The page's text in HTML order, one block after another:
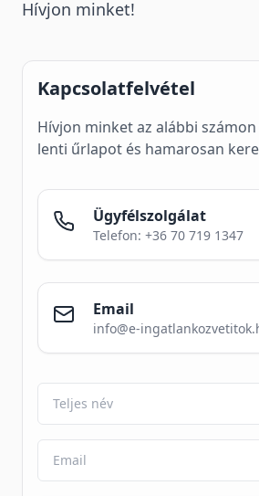
Hívjon minket!
Kapcsolatfelvétel
Hívjon minket az alábbi
lenti űrlapot és hamarosan
Ügyfélszolgálat
Telefon: +36 70 719 1347
Email
info@e-